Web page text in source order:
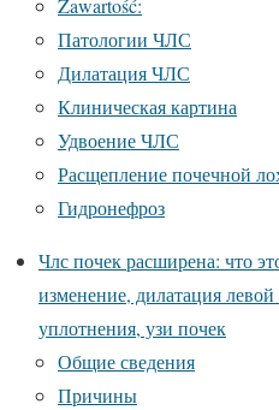
Zawartość:
Патологии ЧЛС
Дилатация ЧЛС
Клиническая картина
Удвоение ЧЛС
Расщепление почечной
Гидронефроз
Члс почек расширена: что
изменение, дилатация
уплотнения, узи почек
Общие сведения
Причины